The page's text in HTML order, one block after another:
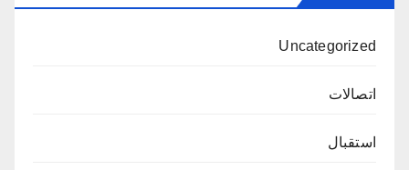
Uncategorized
اتصالات
استقبال